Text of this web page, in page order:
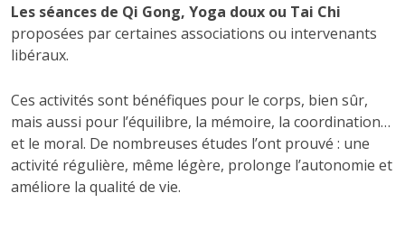
Les séances de Qi Gong, Yoga doux ou Tai Chi
proposées par certaines associations ou intervenants
libéraux.
Ces activités sont bénéfiques pour le corps, bien sûr,
mais aussi pour l’équilibre, la mémoire, la coordination…
et le moral. De nombreuses études l’ont prouvé : une
activité régulière, même légère, prolonge l’autonomie et
améliore la qualité de vie.